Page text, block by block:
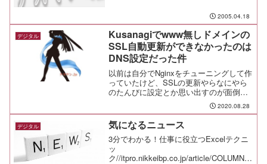
2005.04.18
デジタル
Kusanagiでwww無しドメインの
SSL自動更新ができなかったのは
DNS設定だった件
以前は自分でNginxをチューニングして作
っていたけど、SSLの更新やらなにやら
のたんびに設定とか思い出すのが面倒
で、今はKusanagiのお世話になってい
る。で、だ。SSLの更新をしようとする
と、設定していないwwwが無いってんで
エラーに...
2020.08.28
デジタル 気になるニュース
3分でわかる！仕事に役立つExcelテクニ
ッ
ク//itpro.nikkeibp.co.jp/article/COLUMN/2